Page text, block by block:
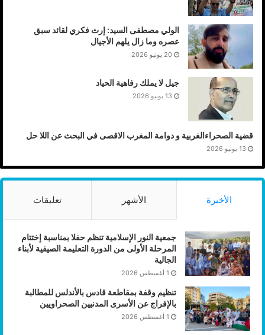
الولي مصطفى السيد: إرث فكري لقائد سبق
عصره وما زال يلهم الأجيال
20 يونيو 2026
جيل لا يملك رفاهية الحياد
13 يونيو 2026
قضية الصحراءالغربية و دوامة المغرب الاقصى في البحث عن اللا حل
13 يونيو 2026
الأخيرة الأشهر تعليقات
جمعية النور الإسلامية تنظم حفلا بمناسبة إختتام
المرحلة الأولى من الدورة التعليمة الصيفية لأبناء
الجالية
1 أغسطس 2026
تنظيم وقفة بمقاطعة قادس بالأندلس للمطالبة
بالإفراج عن الأسرى المدنيين الصحراويين
1 أغسطس 2026